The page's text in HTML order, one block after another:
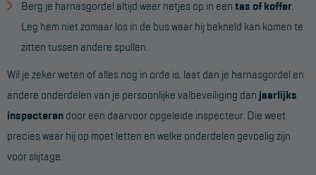
Berg je harnasgordel altijd weer netjes op in een tas of koffer
Leg hem niet zomaar los in de bus waar hij bekneld kan komen te
zitten tussen andere spullen.
Wil je zeker weten of alles nog in orde is, laat dan je harnasgordel en
andere onderdelen van je persoonlijke valbeveiliging dan jaarlijks
inspecteren door een daarvoor opgeleide inspecteur. Die weet
precies waar hij op moet letten en welke onderdelen gevoelig zijn
voor slijtage.